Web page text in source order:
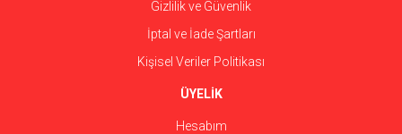
Gizlilik ve Güvenlik
İptal ve İade Şartları
Kişisel Veriler Politikası
ÜYELİK
Hesabım